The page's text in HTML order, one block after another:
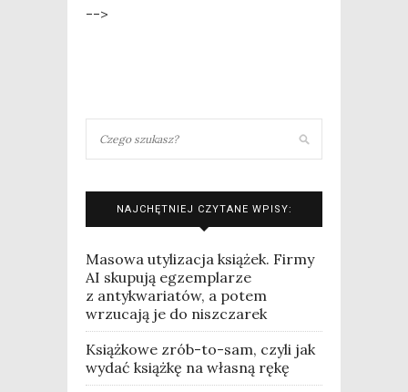
-->
NAJCHĘTNIEJ CZYTANE WPISY:
Masowa utylizacja książek. Firmy
AI skupują egzemplarze
z antykwariatów, a potem
wrzucają je do niszczarek
Książkowe zrób-to-sam, czyli jak
wydać książkę na własną rękę